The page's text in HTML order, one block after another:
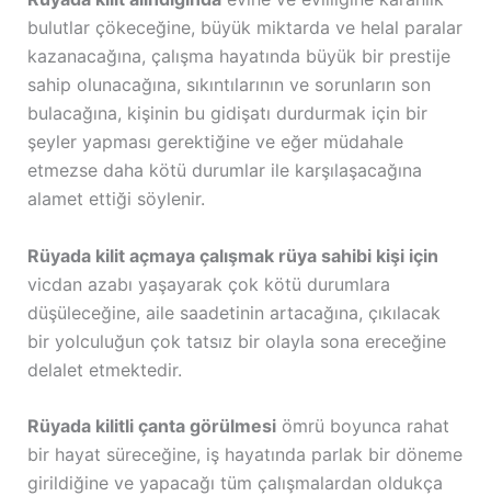
bulutlar çökeceğine, büyük miktarda ve helal paralar
kazanacağına, çalışma hayatında büyük bir prestije
sahip olunacağına, sıkıntılarının ve sorunların son
bulacağına, kişinin bu gidişatı durdurmak için bir
şeyler yapması gerektiğine ve eğer müdahale
etmezse daha kötü durumlar ile karşılaşacağına
alamet ettiği söylenir.
Rüyada kilit açmaya çalışmak rüya sahibi kişi için
vicdan azabı yaşayarak çok kötü durumlara
düşüleceğine, aile saadetinin artacağına, çıkılacak
bir yolculuğun çok tatsız bir olayla sona ereceğine
delalet etmektedir.
Rüyada kilitli çanta görülmesiömrü boyunca rahat
bir hayat süreceğine, iş hayatında parlak bir döneme
girildiğine ve yapacağı tüm çalışmalardan oldukça